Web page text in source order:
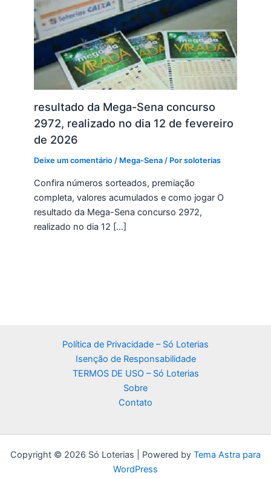
resultado da Mega-Sena concurso
2972, realizado no dia 12 de fevereiro
de 2026
Deixe um comentário / Mega-Sena / Porsoloterias
Confira números sorteados, premiação
completa, valores acumulados e como jogar O
resultado da Mega-Sena concurso 2972,
realizado no dia 12 […]
Política de Privacidade – Só Loterias
Isenção de Responsabilidade
TERMOS DE USO – Só Loterias
Sobre
Contato
Copyright © 2026 Só Loterias | Powered by Tema Astra para
WordPress